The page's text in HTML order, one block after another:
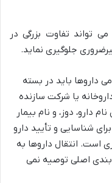
تواند تفاوت بزرگی در
جلوگیری نماید.
داروها باید در بسته
یا شرکت سازنده
دارو، دوز، و نام بیمار
شناسایی و تأیید دارو
است. انتقال داروها به
بندی اصلی توصیه نمی